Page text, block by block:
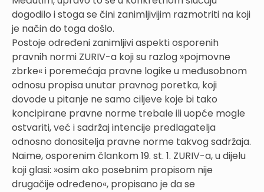
dogodilo i stoga se čini zanimljivijim razmotriti na koji
je način do toga došlo.
Postoje određeni zanimljivi aspekti osporenih
pravnih normi ZURIV-a koji su razlog »pojmovne
zbrke« i poremećaja pravne logike u međusobnom
odnosu propisa unutar pravnog poretka, koji
dovode u pitanje ne samo ciljeve koje bi tako
koncipirane pravne norme trebale ili uopće mogle
ostvariti, već i sadržaj intencije predlagatelja
odnosno donositelja pravne norme takvog sadržaja.
Naime, osporenim člankom 19. st. 1. ZURIV-a, u dijelu
koji glasi: »osim ako posebnim propisom nije
drugačije određeno«, propisano je da se